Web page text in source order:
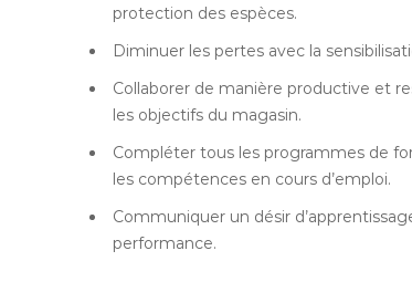
protection des espèces.
Diminuer les pertes avec la
Collaborer de manière productive et
les objectifs du magasin.
Compléter tous les programmes de
les compétences en cours d’emploi.
Communiquer un désir
performance.